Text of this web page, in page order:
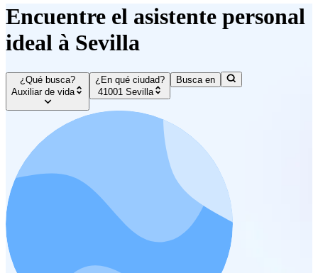
Encuentre el asistente personal
ideal à Sevilla
¿Qué busca?
Auxiliar de vida
¿En qué ciudad?
41001 Sevilla
Busca en